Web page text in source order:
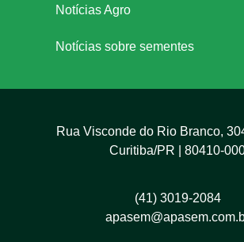
Notícias Agro
Notícias sobre sementes
Rua Visconde do Rio Branco,
Curitiba/PR | 80410-
(41) 3019-2084